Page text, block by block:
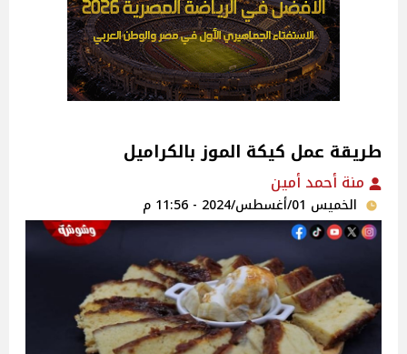
طريقة عمل كيكة الموز بالكراميل
منة أحمد أمين‎
الخميس 01/أغسطس/2024 - 11:56 م